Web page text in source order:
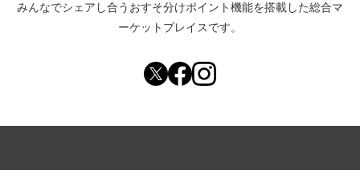
みんなでシェアし合う おすそ分けポイント機能を搭載した総合マ
ーケットプレイスです。